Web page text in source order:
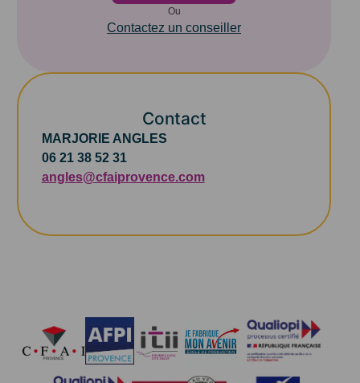
Ou
Contactez un conseiller
Contact
MARJORIE ANGLES
06 21 38 52 31
angles@cfaiprovence.com